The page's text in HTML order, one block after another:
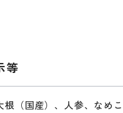
等
根（国産）、人参、なめ